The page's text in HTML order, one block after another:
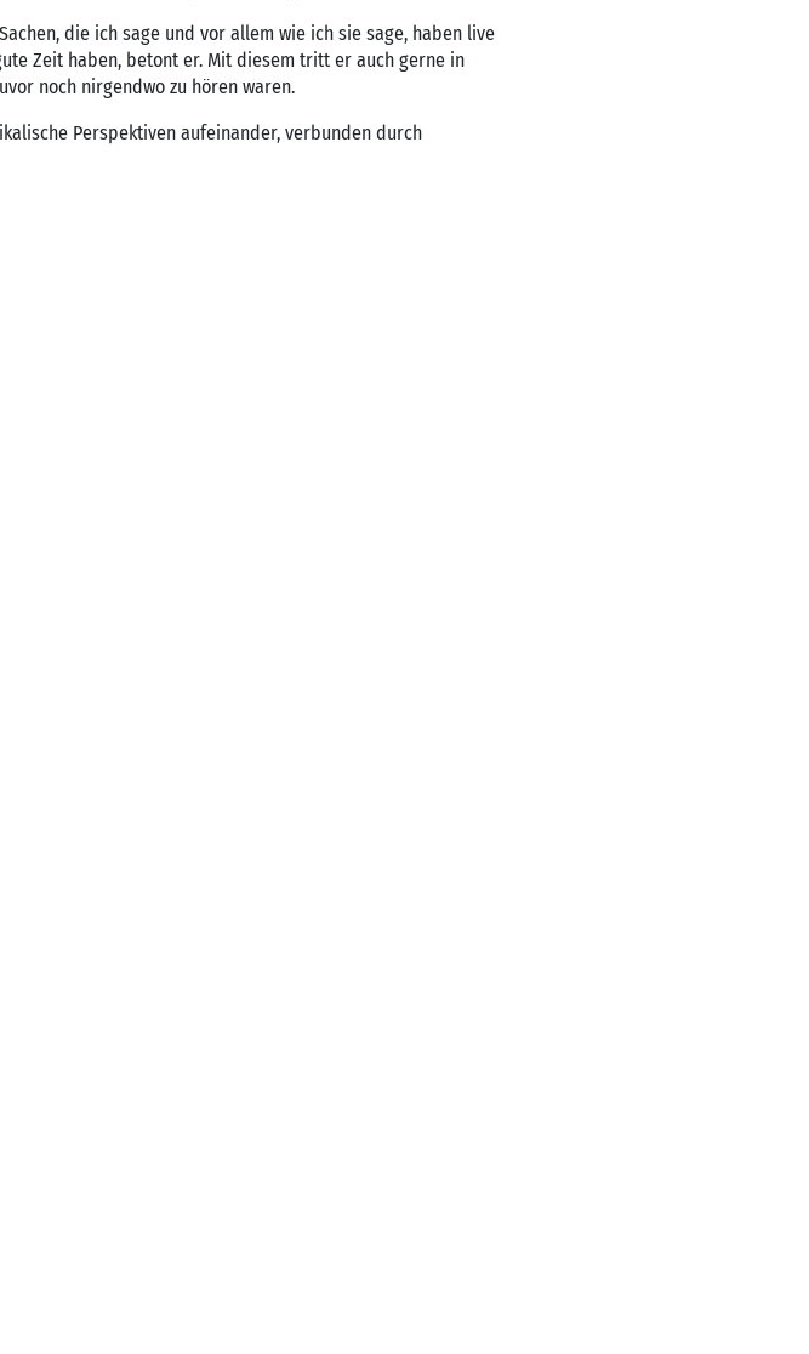
die ich sage und vor allem wie ich sie sage, haben live
Zeit haben, betont er. Mit diesem tritt er auch gerne in
noch nirgendwo zu hören waren.
Perspektiven aufeinander, verbunden durch